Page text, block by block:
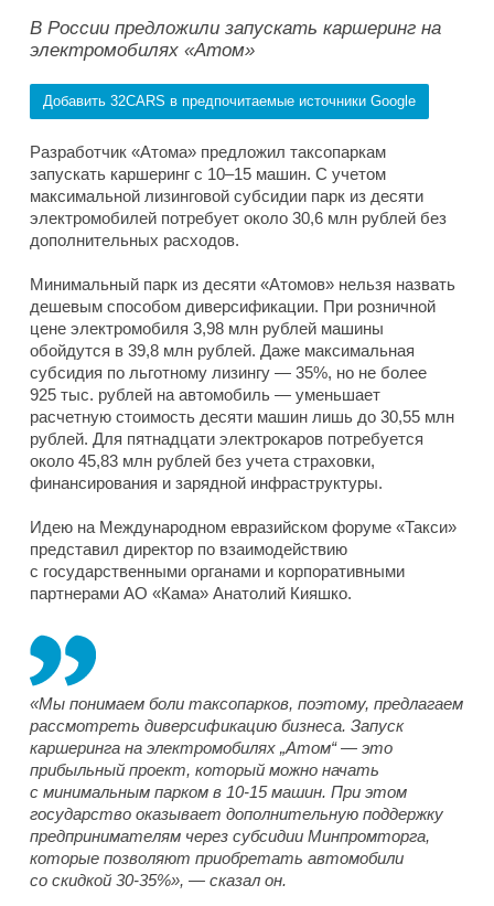
В России предложили запускать каршеринг на
электромобилях «Атом»
Добавить 32CARS в предпочитаемые источники Google
Разработчик «Атома» предложил таксопаркам
запускать каршеринг с 10–15 машин. С учетом
максимальной лизинговой субсидии парк из десяти
электромобилей потребует около 30,6 млн рублей без
дополнительных расходов.
Минимальный парк из десяти «Атомов» нельзя назвать
дешевым способом диверсификации. При розничной
цене электромобиля 3,98 млн рублей машины
обойдутся в 39,8 млн рублей. Даже максимальная
субсидия по льготному лизингу — 35%, но не более
925 тыс. рублей на автомобиль — уменьшает
расчетную стоимость десяти машин лишь до 30,55 млн
рублей. Для пятнадцати электрокаров потребуется
около 45,83 млн рублей без учета страховки,
финансирования и зарядной инфраструктуры.
Идею на Международном евразийском форуме «Такси»
представил директор по взаимодействию
с государственными органами и корпоративными
партнерами АО «Кама» Анатолий Кияшко.
«Мы понимаем боли таксопарков, поэтому, предлагаем
рассмотреть диверсификацию бизнеса. Запуск
каршеринга на электромобилях „Атом“ — это
прибыльный проект, который можно начать
с минимальным парком в 10-15 машин. При этом
государство оказывает дополнительную поддержку
предпринимателям через субсидии Минпромторга,
которые позволяют приобретать автомобили
со скидкой 30-35%», — сказал он.